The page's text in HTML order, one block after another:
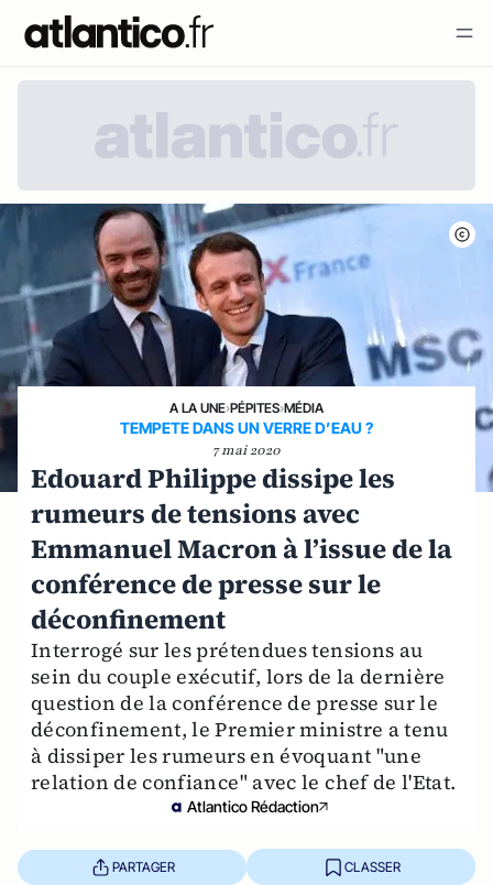
A LA UNE›PÉPITES›MÉDIA
TEMPETE DANS UN VERRE D’EAU ?
7 mai 2020
Edouard Philippe dissipe les
rumeurs de tensions avec
Emmanuel Macron à l’issue de la
conférence de presse sur le
déconfinement
Interrogé sur les prétendues tensions au
sein du couple exécutif, lors de la dernière
question de la conférence de presse sur le
déconfinement, le Premier ministre a tenu
à dissiper les rumeurs en évoquant "une
relation de confiance" avec le chef de l'Etat.
Atlantico Rédaction
PARTAGER CLASSER